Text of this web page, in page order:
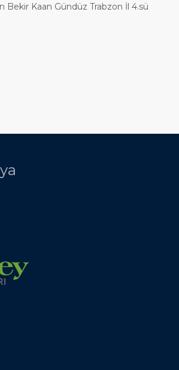
Bekir Kaan Gündüz Trabzon İl 4.sü